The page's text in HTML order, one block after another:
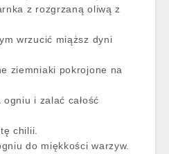
z rozgrzaną oliwą z
wrzucić miąższ dyni
ziemniaki pokrojone na
i zalać całość
chilii.
do miękkości warzyw.